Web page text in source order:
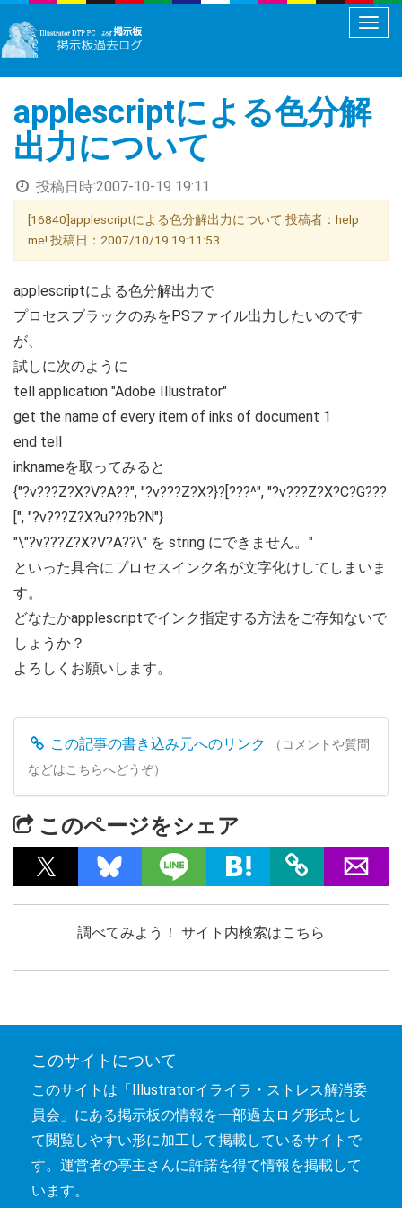
メ
ュ
ー
え
applescriptによる色分解
出力について
投稿日時:2007-10-19 19:11
[16840]applescriptによる色分解出力について 投稿者：help
me! 投稿日：2007/10/19 19:11:53
applescriptによる色分解出力で
プロセスブラックのみをPSファイル出力したいのです
が、
試しに次のように
tell application "Adobe Illustrator"
get the name of every item of inks of document 1
end tell
inknameを取ってみると
{"?v???Z?X?V?A??", "?v???Z?X?}?[???^", "?v???Z?X?C?G???
[", "?v???Z?X?u???b?N"}
"\"?v???Z?X?V?A??\" を string にできません。"
といった具合にプロセスインク名が文字化けしてしまいま
す。
どなたかapplescriptでインク指定する方法をご存知ないで
しょうか？
よろしくお願いします。
この記事の書き込み元へのリンク
（コメントや質問
などはこちらへどうぞ）
このページをシェア
調べてみよう！ サイト内検索はこちら
このサイトについて
このサイトは「Illustratorイライラ・ストレス解消委
員会」にある掲示板の情報を一部過去ログ形式とし
て閲覧しやすい形に加工して掲載しているサイトで
す。運営者の亭主さんに許諾を得て情報を掲載して
います。